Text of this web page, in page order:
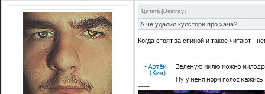
Цитата ( Destroy)
А чё удалил кулстори про хача?
Когда стоят за спиной и такое читают -
====